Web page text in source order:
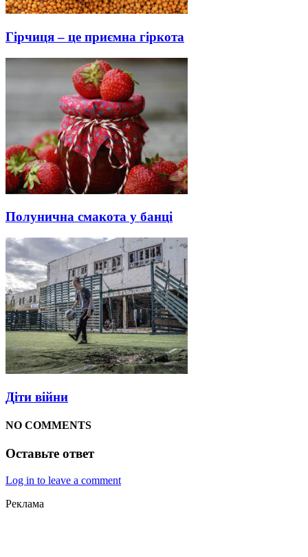
Гірчиця – це приємна гіркота
Полунична смакота у банці
Діти війни
NO COMMENTS
Оставьте ответ
Log in to leave a comment
Реклама